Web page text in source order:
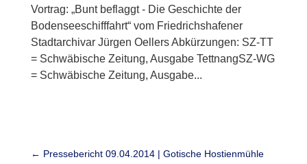
Vortrag: „Bunt beflaggt - Die Geschichte der
Bodenseeschifffahrt“ vom Friedrichshafener
Stadtarchivar Jürgen Oellers Abkürzungen: SZ-TT
= Schwäbische Zeitung, Ausgabe TettnangSZ-WG
= Schwäbische Zeitung, Ausgabe...
← Pressebericht 09.04.2014 | Gotische Hostienmühle